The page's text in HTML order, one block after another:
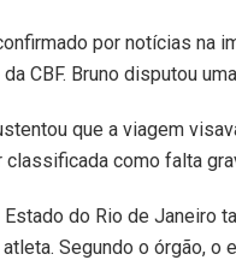
por notícias na
CBF. Bruno disputou
que a viagem
classificada como falta
do Rio de Janeiro
Segundo o órgão, o